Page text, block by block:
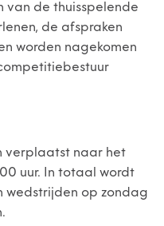
de thuisspelende
de afspraken
worden nagekomen
verplaatst naar het
uur. In totaal wordt
wedstrijden op zondag